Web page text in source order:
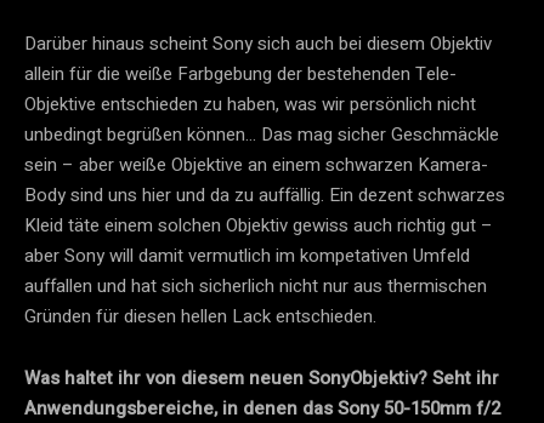
Darüber hinaus scheint Sony sich auch bei diesem Objektiv
allein für die weiße Farbgebung der bestehenden Tele-
Objektive entschieden zu haben, was wir persönlich nicht
unbedingt begrüßen können… Das mag sicher Geschmäckle
sein – aber weiße Objektive an einem schwarzen Kamera-
Body sind uns hier und da zu auffällig. Ein dezent schwarzes
Kleid täte einem solchen Objektiv gewiss auch richtig gut –
aber Sony will damit vermutlich im kompetativen Umfeld
auffallen und hat sich sicherlich nicht nur aus thermischen
Gründen für diesen hellen Lack entschieden.
Was haltet ihr von diesem neuen SonyObjektiv? Seht ihr
Anwendungsbereiche, in denen das Sony 50-150mm f/2